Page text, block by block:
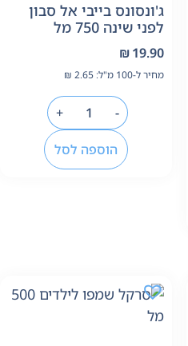
ג'ונסונס בייבי אל סבון
לפני שינה 750 מל
₪19.90
מחיר ל-100 מ"ל: ₪2.65
-
הוספה לסל